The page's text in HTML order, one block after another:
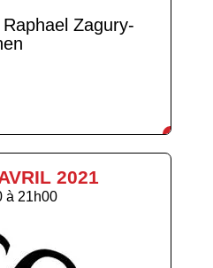
Zagury-
2021
à 21h00